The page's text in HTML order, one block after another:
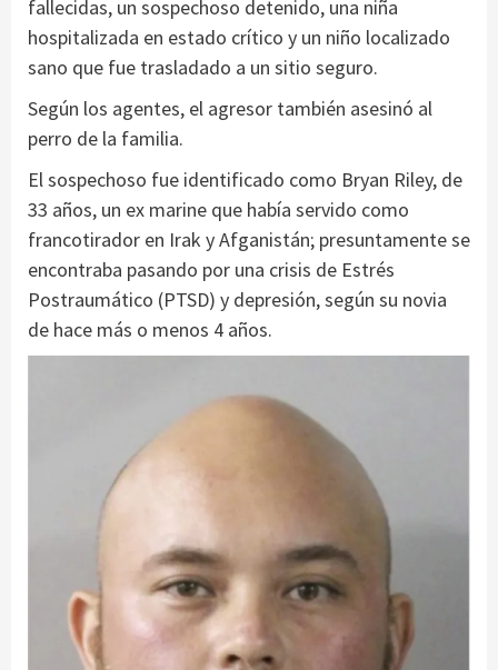
fallecidas, un sospechoso detenido, una niña
hospitalizada en estado crítico y un niño localizado
sano que fue trasladado a un sitio seguro.
Según los agentes, el agresor también asesinó al
perro de la familia.
El sospechoso fue identificado como Bryan Riley, de
33 años, un ex marine que había servido como
francotirador en Irak y Afganistán; presuntamente se
encontraba pasando por una crisis de Estrés
Postraumático (PTSD) y depresión, según su novia
de hace más o menos 4 años.